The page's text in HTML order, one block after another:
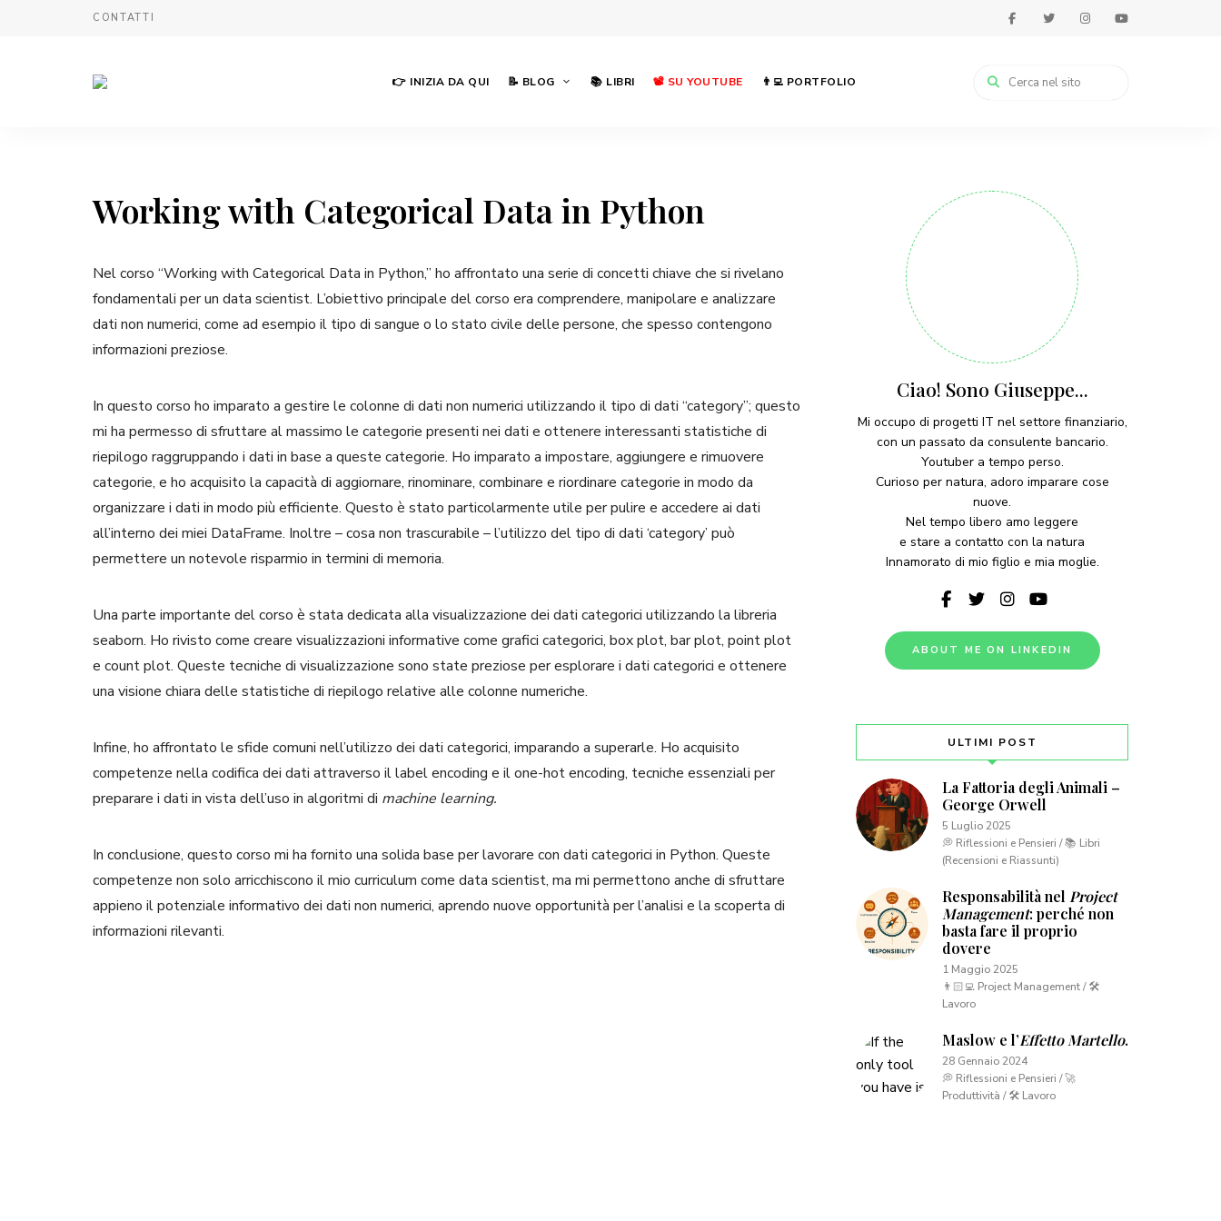
CONTATTI
👉 INIZIA DA QUI 📝 BLOG 📚 LIBRI 📽 SU YOUTUBE 👨‍💻 PORTFOLIO
Working with Categorical Data in Python
Nel corso “Working with Categorical Data in Python,” ho affrontato una serie di concetti chiave che si rivelano
fondamentali per un data scientist. L’obiettivo principale del corso era comprendere, manipolare e analizzare
dati non numerici, come ad esempio il tipo di sangue o lo stato civile delle persone, che spesso contengono
informazioni preziose.
In questo corso ho imparato a gestire le colonne di dati non numerici utilizzando il tipo di dati “category”; questo
mi ha permesso di sfruttare al massimo le categorie presenti nei dati e ottenere interessanti statistiche di
riepilogo raggruppando i dati in base a queste categorie. Ho imparato a impostare, aggiungere e rimuovere
categorie, e ho acquisito la capacità di aggiornare, rinominare, combinare e riordinare categorie in modo da
organizzare i dati in modo più efficiente. Questo è stato particolarmente utile per pulire e accedere ai dati
all’interno dei miei DataFrame. Inoltre – cosa non trascurabile – l’utilizzo del tipo di dati ‘category’ può
permettere un notevole risparmio in termini di memoria.
Una parte importante del corso è stata dedicata alla visualizzazione dei dati categorici utilizzando la libreria
seaborn. Ho rivisto come creare visualizzazioni informative come grafici categorici, box plot, bar plot, point plot
e count plot. Queste tecniche di visualizzazione sono state preziose per esplorare i dati categorici e ottenere
una visione chiara delle statistiche di riepilogo relative alle colonne numeriche.
Infine, ho affrontato le sfide comuni nell’utilizzo dei dati categorici, imparando a superarle. Ho acquisito
competenze nella codifica dei dati attraverso il label encoding e il one-hot encoding, tecniche essenziali per
preparare i dati in vista dell’uso in algoritmi di machine learning.
In conclusione, questo corso mi ha fornito una solida base per lavorare con dati categorici in Python. Queste
competenze non solo arricchiscono il mio curriculum come data scientist, ma mi permettono anche di sfruttare
appieno il potenziale informativo dei dati non numerici, aprendo nuove opportunità per l’analisi e la scoperta di
informazioni rilevanti.
Ciao! Sono Giuseppe...
Mi occupo di progetti IT nel settore finanziario,
con un passato da consulente bancario.
Youtuber a tempo perso.
Curioso per natura, adoro imparare cose
nuove.
Nel tempo libero amo leggere
e stare a contatto con la natura
Innamorato di mio figlio e mia moglie.
ABOUT ME ON LINKEDIN
ULTIMI POST
La Fattoria degli Animali –
George Orwell
5 Luglio 2025
💭 Riflessioni e Pensieri / 📚 Libri
(Recensioni e Riassunti)
Responsabilità nel Project
Management: perché non
basta fare il proprio
dovere
1 Maggio 2025
👨🏻‍💻 Project Management / 🛠
Lavoro
Maslow e l’Effetto Martello.
28 Gennaio 2024
💭 Riflessioni e Pensieri / 🚀
Produttività / 🛠 Lavoro